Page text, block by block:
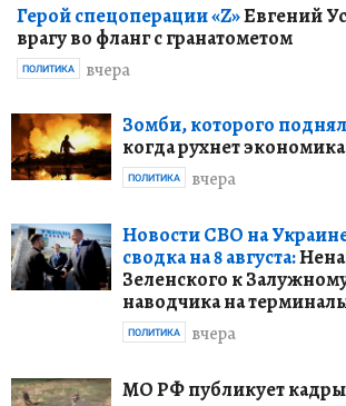
Герой спецоперации «Z»Евгений
врагу во фланг с гранатометом
вчера
ПОЛИТИКА
Зомби, которого
когда рухнет
вчера
ПОЛИТИКА
Новости СВО на
сводка на 8 августа:
Зеленского к
наводчика на
вчера
ПОЛИТИКА
МО РФ публикует